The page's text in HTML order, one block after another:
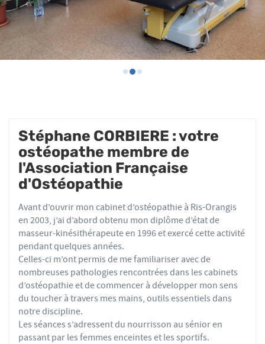
Stéphane CORBIERE : votre
ostéopathe membre de
l'Association Française
d'Ostéopathie
Avant d’ouvrir mon cabinet d’ostéopathie à Ris-Orangis
en 2003, j’ai d’abord obtenu mon diplôme d’état de
masseur-kinésithérapeute en 1996 et exercé cette activité
pendant quelques années.
Celles-ci m’ont permis de me familiariser avec de
nombreuses pathologies rencontrées dans les cabinets
d’ostéopathie et de commencer à développer mon sens
du toucher à travers mes mains, outils essentiels dans
notre discipline.
Les séances s’adressent du nourrisson au sénior en
passant par les femmes enceintes et les sportifs.